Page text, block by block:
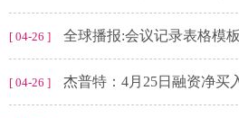
[ 04-26 ] 全球播报:会议记录表格模
[ 04-26 ] 杰普特：4月25日融资净买入359.19万元，连